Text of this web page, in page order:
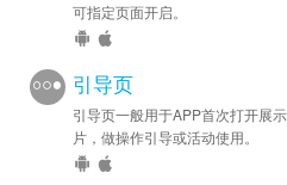
可指定页面开启。
引导页
引导页一般用于APP首次打开展
片，做操作引导或活动使用。